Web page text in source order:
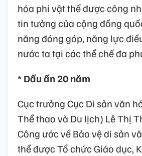
hóa phi vật thể được công
tin tưởng của cộng đồng
năng đóng góp, năng lực
nước ta tại các thể chế đa
* Dấu ấn 20 năm
Cục trưởng Cục Di sản văn
Thể thao và Du lịch) Lê Thị
Công ước về Bảo vệ di sản
thể được Tổ chức Giáo dục,